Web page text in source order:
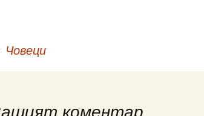
Човеци
коментар